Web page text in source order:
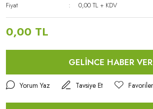
Fiyat
0,00 TL + KDV
0,00 TL
GELİNCE HABER VER
Yorum Yaz Tavsiye Et